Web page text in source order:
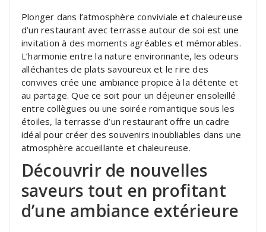
Plonger dans l’atmosphère conviviale et chaleureuse
d’un restaurant avec terrasse autour de soi est une
invitation à des moments agréables et mémorables.
L’harmonie entre la nature environnante, les odeurs
alléchantes de plats savoureux et le rire des
convives crée une ambiance propice à la détente et
au partage. Que ce soit pour un déjeuner ensoleillé
entre collègues ou une soirée romantique sous les
étoiles, la terrasse d’un restaurant offre un cadre
idéal pour créer des souvenirs inoubliables dans une
atmosphère accueillante et chaleureuse.
Découvrir de nouvelles
saveurs tout en profitant
d’une ambiance extérieure